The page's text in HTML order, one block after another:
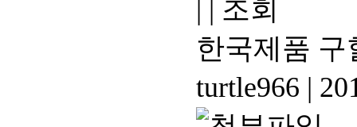
조회
한국제품 구
turtle966 |